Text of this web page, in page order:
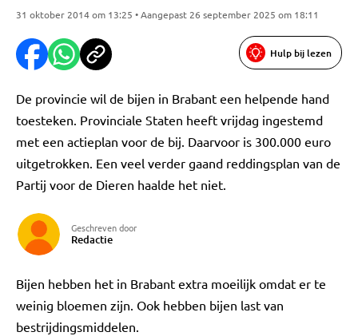
31 oktober 2014 om 13:25 • Aangepast 26 september 2025 om 18:11
Hulp bij lezen
De provincie wil de bijen in Brabant een helpende hand
toesteken. Provinciale Staten heeft vrijdag ingestemd
met een actieplan voor de bij. Daarvoor is 300.000 euro
uitgetrokken. Een veel verder gaand reddingsplan van de
Partij voor de Dieren haalde het niet.
Geschreven door
Redactie
Bijen hebben het in Brabant extra moeilijk omdat er te
weinig bloemen zijn. Ook hebben bijen last van
bestrijdingsmiddelen.